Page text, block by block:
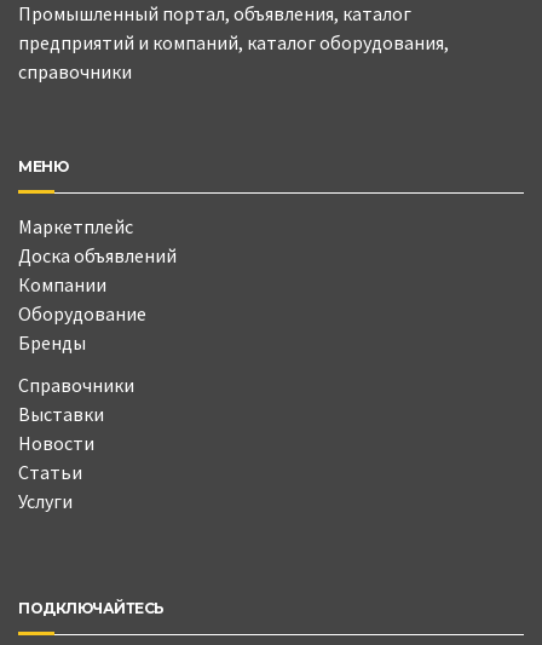
Промышленный портал, объявления, каталог
предприятий и компаний, каталог оборудования,
справочники
МЕНЮ
Маркетплейс
Доска объявлений
Компании
Оборудование
Бренды
Справочники
Выставки
Новости
Статьи
Услуги
ПОДКЛЮЧАЙТЕСЬ